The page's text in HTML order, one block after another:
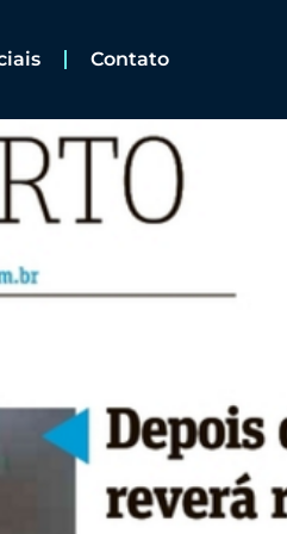
Contato